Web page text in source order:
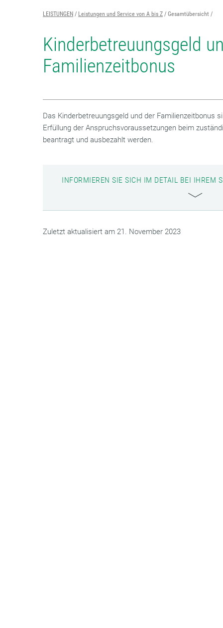
LEISTUNGEN Leistungen und Service von A bis Z Gesamtübersicht
Kinderbetreuungsgeld
Familienzeitbonus
Das Kinderbetreuungsgeld und der Familienzeitbonus
Erfüllung der Anspruchsvoraussetzungen beim
beantragt und ausbezahlt werden.
INFORMIEREN SIE SICH IM DETAIL BEI IHREM
Zuletzt aktualisiert am 21. November 2023